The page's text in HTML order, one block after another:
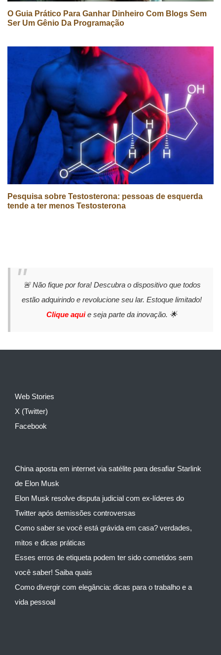
O Guia Prático Para Ganhar Dinheiro Com Blogs Sem
Ser Um Gênio Da Programação
Pesquisa sobre Testosterona: pessoas de esquerda
tende a ter menos Testosterona
🚨 Não fique por fora! Descubra o dispositivo que todos
estão adquirindo e revolucione seu lar. Estoque limitado!
Clique aquie seja parte da inovação. 🌟
Web Stories
X (Twitter)
Facebook
China aposta em internet via satélite para desafiar Starlink
de Elon Musk
Elon Musk resolve disputa judicial com ex-líderes do
Twitter após demissões controversas
Como saber se você está grávida em casa? verdades,
mitos e dicas práticas
Esses erros de etiqueta podem ter sido cometidos sem
você saber! Saiba quais
Como divergir com elegância: dicas para o trabalho e a
vida pessoal